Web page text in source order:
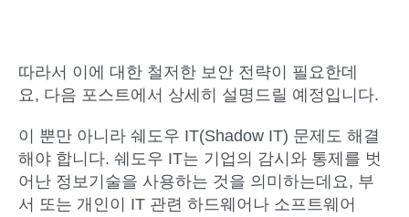
따라서 이에 대한 철저한 보안 전략이 필요한데
요, 다음 포스트에서 상세히 설명드릴 예정입니다.
이 뿐만 아니라 쉐도우 IT(Shadow IT) 문제도 해결
해야 합니다. 쉐도우 IT는 기업의 감시와 통제를 벗
어난 정보기술을 사용하는 것을 의미하는데요, 부
서 또는 개인이 IT 관련 하드웨어나 소프트웨어